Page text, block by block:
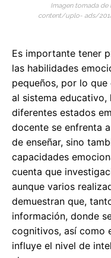
Imagen tomada
content/uplo- ads/
Es importante tener
las habilidades
pequeños, por lo
al sistema
diferentes estados
docente se enfrenta
de enseñar, sino
capacidades
cuenta que
aunque varios
demuestran que,
información, donde
cognitivos, así como
influye el nivel de